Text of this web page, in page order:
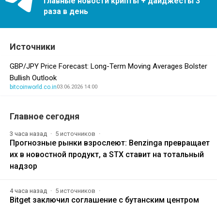
раза в день
Источники
GBP/JPY Price Forecast: Long-Term Moving Averages Bolster
Bullish Outlook
bitcoinworld.co.in03.06.2026 14:00
Главное сегодня
3 часа назад 5 источников
Прогнозные рынки взрослеют: Benzinga превращает
их в новостной продукт, а STX ставит на тотальный
надзор
4 часа назад 5 источников
Bitget заключил соглашение с бутанским центром